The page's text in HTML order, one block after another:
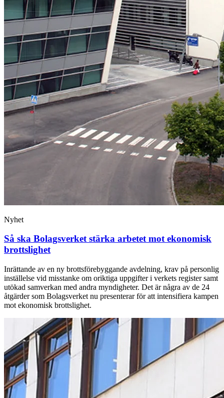
Nyhet
Så ska Bolagsverket stärka arbetet mot ekonomisk
brottslighet
Inrättande av en ny brottsförebyggande avdelning, krav på personlig
inställelse vid misstanke om oriktiga uppgifter i verkets register samt
utökad samverkan med andra myndigheter. Det är några av de 24
åtgärder som Bolagsverket nu presenterar för att intensifiera kampen
mot ekonomisk brottslighet.